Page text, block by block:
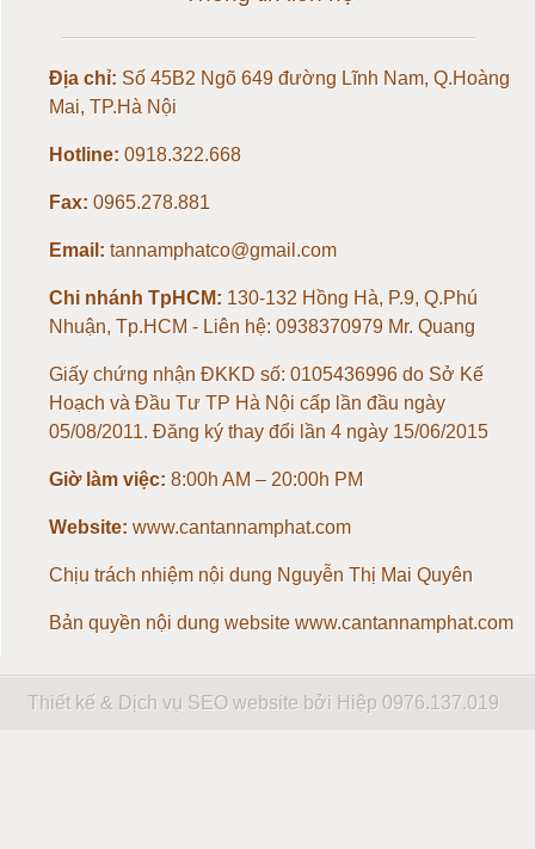
Loadcell 100kg
Loadcell 150kg
Loadcell 200kg
Loadcell 500kg
Loadcell 1 tấn
Loadcell 3 tấn
Loadcell 5 tấn
Loadcell 20 tấn
Địa chỉ: Số 45B2 Ngõ 649 đường Lĩnh Nam, Q.Hoàng
Mai, TP.Hà Nội
Hotline: 0918.322.668
Fax: 0965.278.881
Email: tannamphatco@gmail.com
Chi nhánh TpHCM: 130-132 Hồng Hà, P.9, Q.Phú
Nhuận, Tp.HCM - Liên hệ: 0938370979 Mr. Quang
Giấy chứng nhận ĐKKD số: 0105436996 do Sở Kế
Hoạch và Đầu Tư TP Hà Nội cấp lần đầu ngày
05/08/2011. Đăng ký thay đổi lần 4 ngày 15/06/2015
Giờ làm việc: 8:00h AM – 20:00h PM
Website: www.cantannamphat.com
Chịu trách nhiệm nội dung Nguyễn Thị Mai Quyên
Bản quyền nội dung website www.cantannamphat.com
Thiết kế & Dịch vụ SEO website bởi Hiệp 0976.137.019